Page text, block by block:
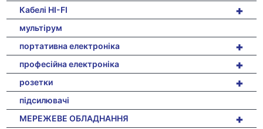
+
Кабелі HI-FI
мультірум
+
портативна електроніка
+
професійна електроніка
+
розетки
підсилювачі
+
МЕРЕЖЕВЕ ОБЛАДНАННЯ